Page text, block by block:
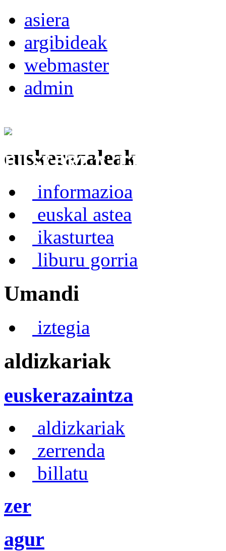
asiera
argibideak
webmaster
admin
Euskerea Erabilte
euskerazaleak
informazioa
euskal astea
ikasturtea
liburu gorria
Umandi
iztegia
aldizkariak
euskerazaintza
aldizkariak
zerrenda
billatu
zer
agur